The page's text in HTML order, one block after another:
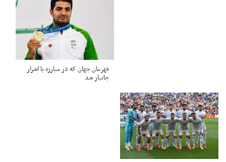
قهرمان جهان که در مبارزه با اشرار
جانباز شد